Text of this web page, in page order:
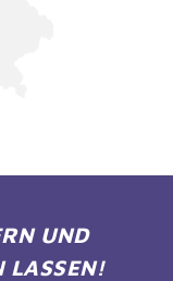
UND
LASSEN!